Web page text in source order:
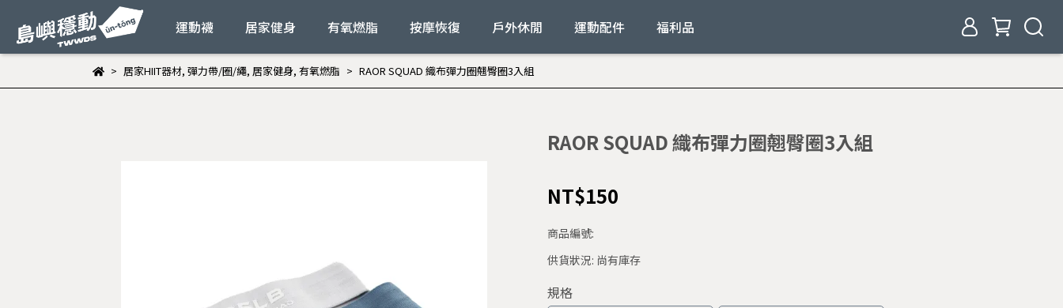
運動襪 居家健身 有氧燃脂 按摩恢復 戶外休閒 運動配件 福利品
居家HIIT器材, 彈力帶/圈/繩, 居家健身, 有氧燃脂 RAOR SQUAD 織布彈力圈翹臀圈3入組
RAOR SQUAD 織布彈力圈翹臀圈3入組
NT$150
商品編號:
供貨狀況: 尚有庫存
規格